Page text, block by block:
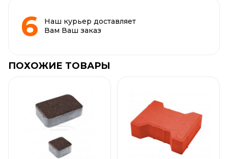
Наш курьер доставляет
Вам Ваш заказ
ПОХОЖИЕ ТОВАРЫ